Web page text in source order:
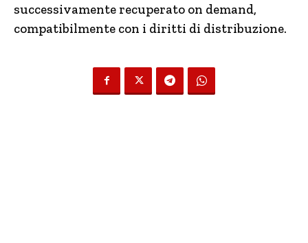
successivamente recuperato on demand,
compatibilmente con i diritti di distribuzione.